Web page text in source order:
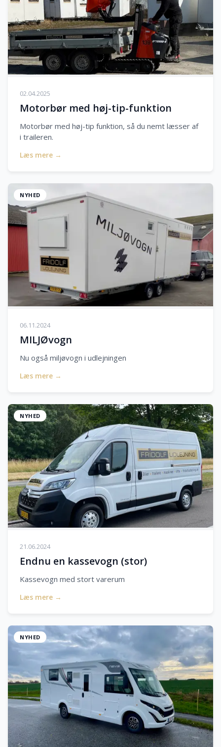
02.04.2025
Motorbør med høj-tip-funktion
Motorbør med høj-tip funktion, så du nemt læsser af
i traileren.
Læs mere →
NYHED
06.11.2024
MILJØvogn
Nu også miljøvogn i udlejningen
Læs mere →
NYHED
21.06.2024
Endnu en kassevogn (stor)
Kassevogn med stort varerum
Læs mere →
NYHED